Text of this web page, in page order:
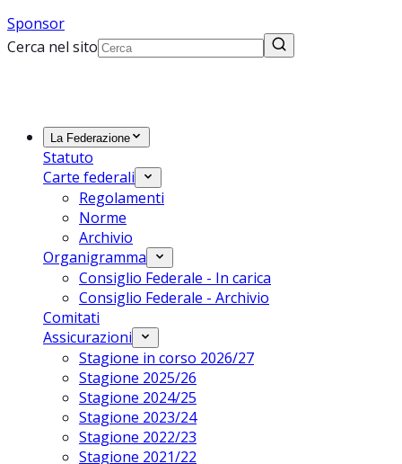
Sponsor
Cerca nel sito
La Federazione
Statuto
Carte federali
Regolamenti
Norme
Archivio
Organigramma
Consiglio Federale - In carica
Consiglio Federale - Archivio
Comitati
Assicurazioni
Stagione in corso 2026/27
Stagione 2025/26
Stagione 2024/25
Stagione 2023/24
Stagione 2022/23
Stagione 2021/22